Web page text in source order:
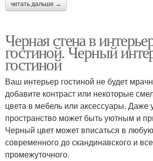
читать дальше →
Черная стена в
гостиной. Черный
гостиной
Ваш интерьер гостиной не будет
добавите контраст или некоторые
цвета в мебель или аксессуары. Даже
пространство может быть уютным и
Черный цвет может вписаться в
современного до скандинавского и
промежуточного.